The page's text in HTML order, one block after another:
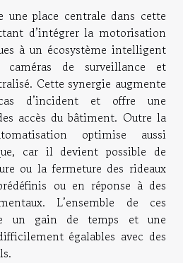
une place centrale dans cette
d’intégrer la motorisation
à un écosystème intelligent
caméras de surveillance et
Cette synergie augmente
d’incident et offre une
accès du bâtiment. Outre la
optimise aussi
car il devient possible de
ou la fermeture des rideaux
ou en réponse à des
L’ensemble de ces
un gain de temps et une
égalables avec des